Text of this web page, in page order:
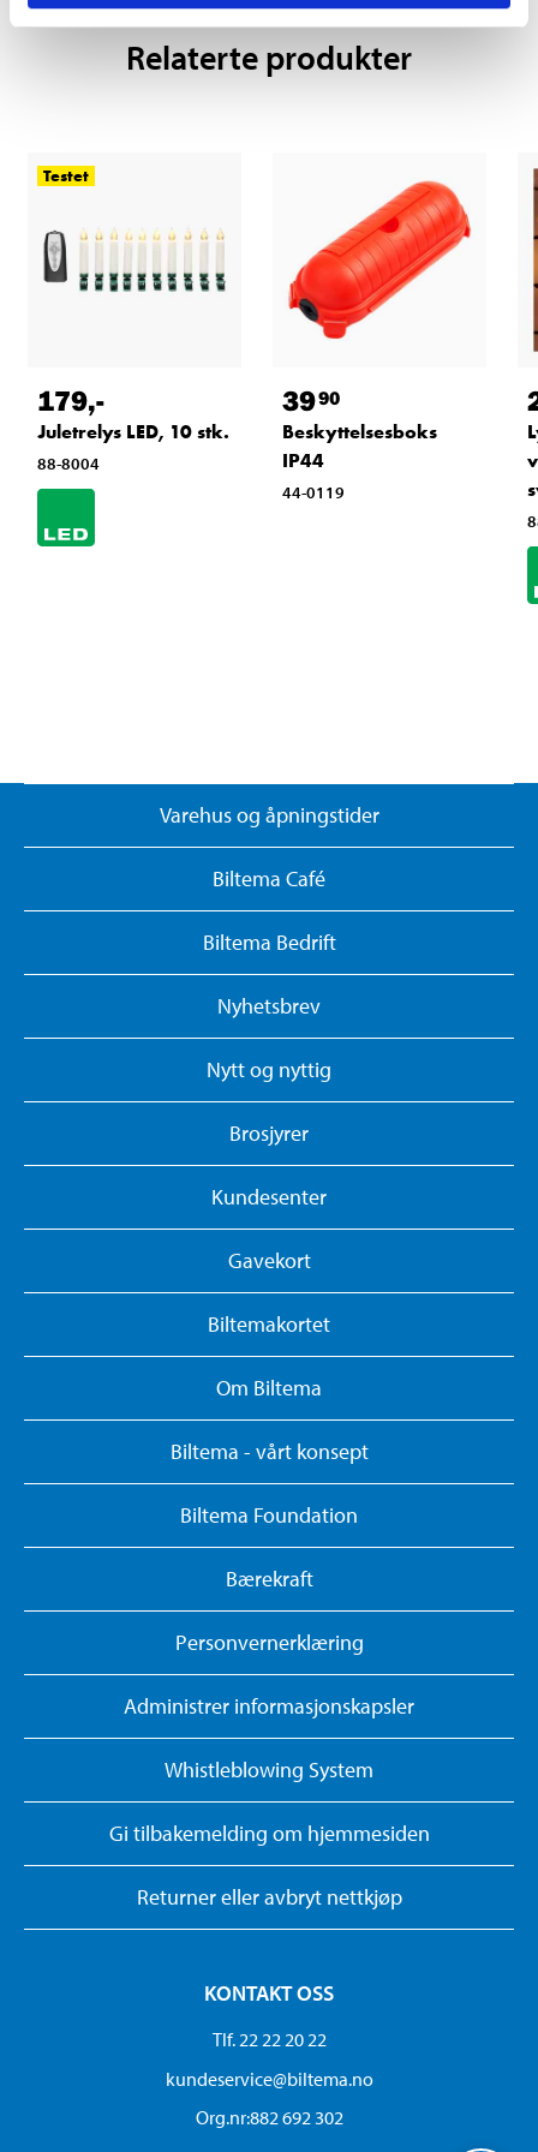
Relaterte produkter
Testet
179,-
Juletrelys LED, 10 stk.
88-8004
3990
Beskyttelsesboks
IP44
44-0119
Varehus og åpningstider
Biltema Café
Biltema Bedrift
Nyhetsbrev
Nytt og nyttig
Brosjyrer
Kundesenter
Gavekort
Biltemakortet
Om Biltema
Biltema - vårt konsept
Biltema Foundation
Bærekraft
Personvernerklæring
Administrer informasjonskapsler
Whistleblowing System
Gi tilbakemelding om hjemmesiden
Returner eller avbryt nettkjøp
KONTAKT OSS
Tlf. 22 22 20 22
kundeservice@biltema.no
Org.nr:882 692 302